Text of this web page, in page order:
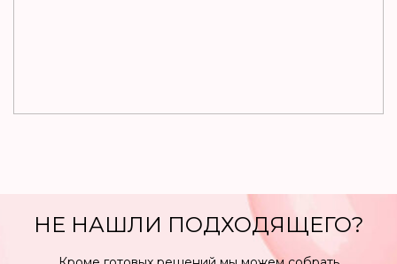
НЕ НАШЛИ ПОДХОДЯЩЕГО?